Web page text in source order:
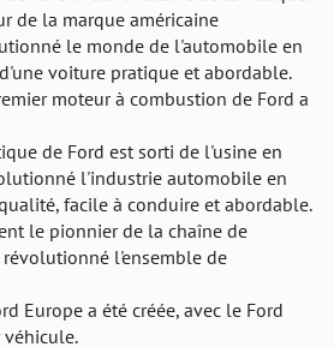
de la marque américaine
le monde de l'automobile en
voiture pratique et abordable.
moteur à combustion de Ford a
de Ford est sorti de l'usine en
l'industrie automobile en
facile à conduire et abordable.
le pionnier de la chaîne de
l'ensemble de
Europe a été créée, avec le Ford
véhicule.